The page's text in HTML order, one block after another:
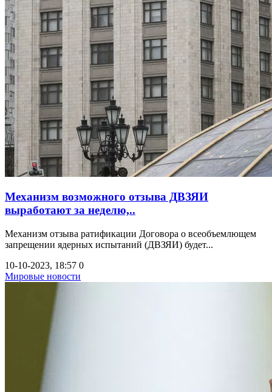
Механизм возможного отзыва ДВЗЯИ
выработают за неделю,..
Механизм отзыва ратификации Договора о всеобъемлющем
запрещении ядерных испытаний (ДВЗЯИ) будет...
10-10-2023, 18:57 0
Мировые новости